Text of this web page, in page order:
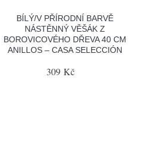
BÍLÝ/V PŘÍRODNÍ BARVĚ
NÁSTĚNNÝ VĚŠÁK Z
BOROVICOVÉHO DŘEVA 40 CM
ANILLOS – CASA SELECCIÓN
309 Kč